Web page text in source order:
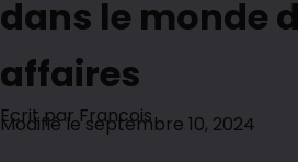
dans le monde
affaires
Ecrit parFrancois
Modifié le septembre 10, 2024